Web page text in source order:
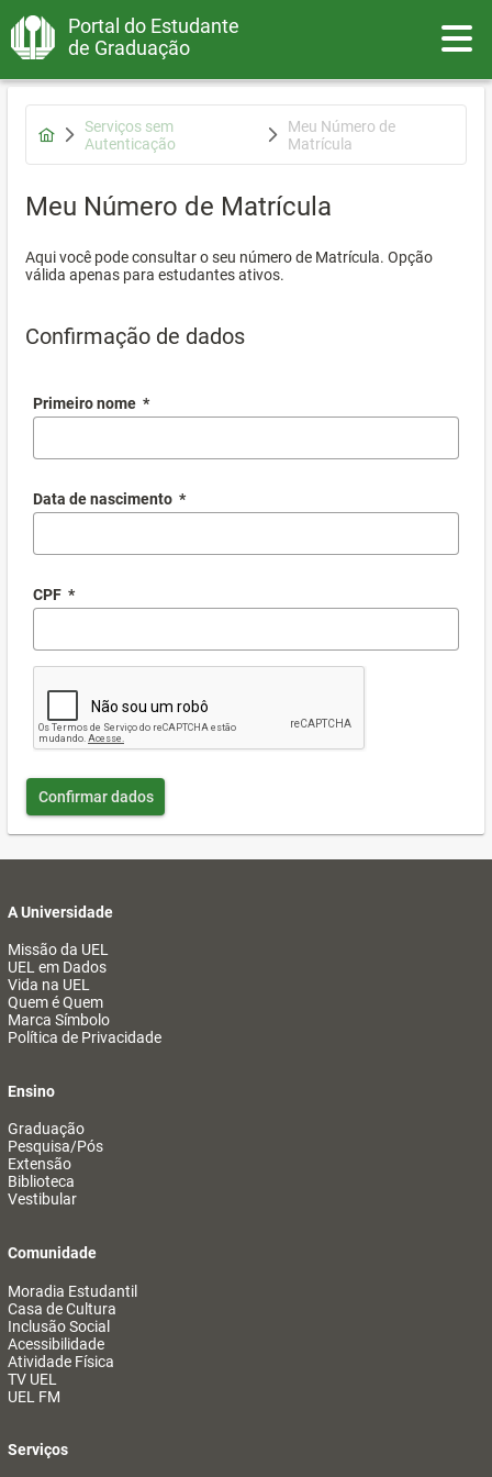
Portal do Estudante
de Graduação
Serviços sem
Autenticação
Meu Número de
Matrícula
Meu Número de Matrícula
Aqui você pode consultar o seu número de Matrícula. Opção
válida apenas para estudantes ativos.
Confirmação de dados
Primeiro nome *
Data de nascimento *
CPF *
Confirmar dados
A Universidade
Missão da UEL
UEL em Dados
Vida na UEL
Quem é Quem
Marca Símbolo
Política de Privacidade
Ensino
Graduação
Pesquisa/Pós
Extensão
Biblioteca
Vestibular
Comunidade
Moradia Estudantil
Casa de Cultura
Inclusão Social
Acessibilidade
Atividade Física
TV UEL
UEL FM
Serviços